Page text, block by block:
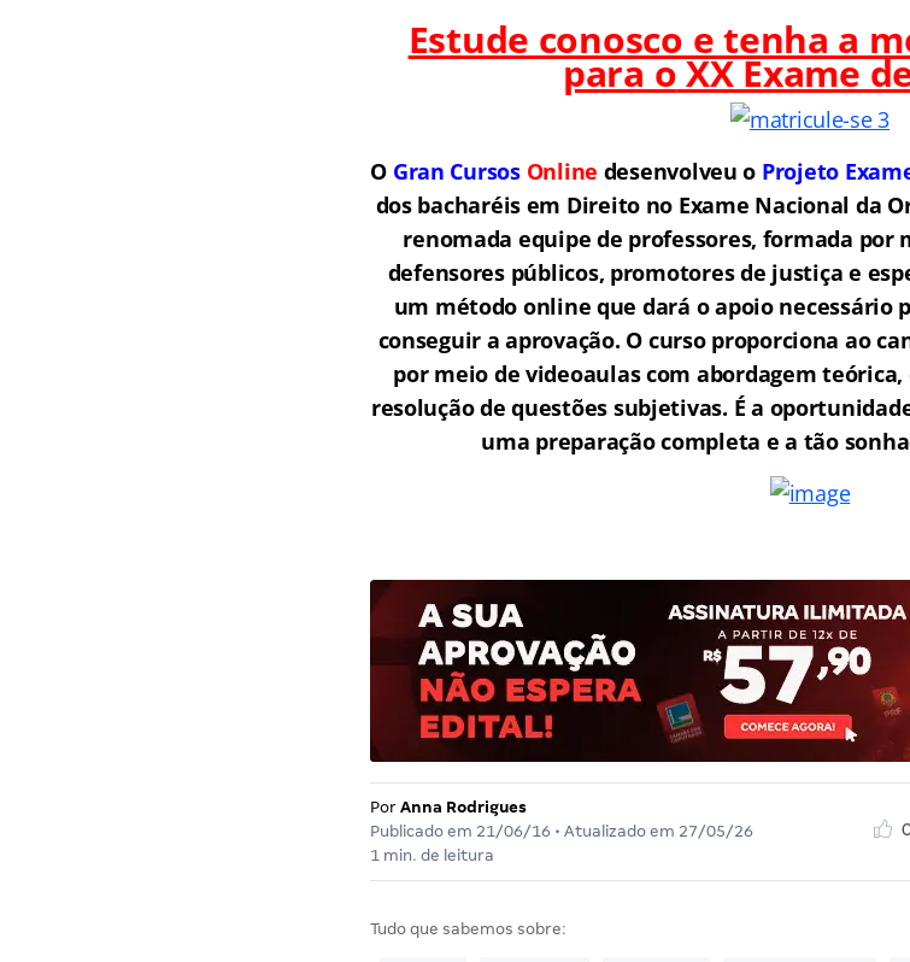
Estude conosco e tenha a
para oXX Exame
O Gran Cursos Online desenvolveu o Projeto
dos bacharéis em Direito no Exame Nacional da
renomada equipe de professores, formada por
defensores públicos, promotores de justiça e
um método online que dará o apoio necessário
conseguir a aprovação. O curso proporciona ao
por meio de videoaulas com abordagem
resolução de questões subjetivas. É a
uma preparação completa e a tão
Por Anna Rodrigues
Publicado em 21/06/16 • Atualizado em 27/05/26
1 min. de leitura
Tudo que sabemos sobre: